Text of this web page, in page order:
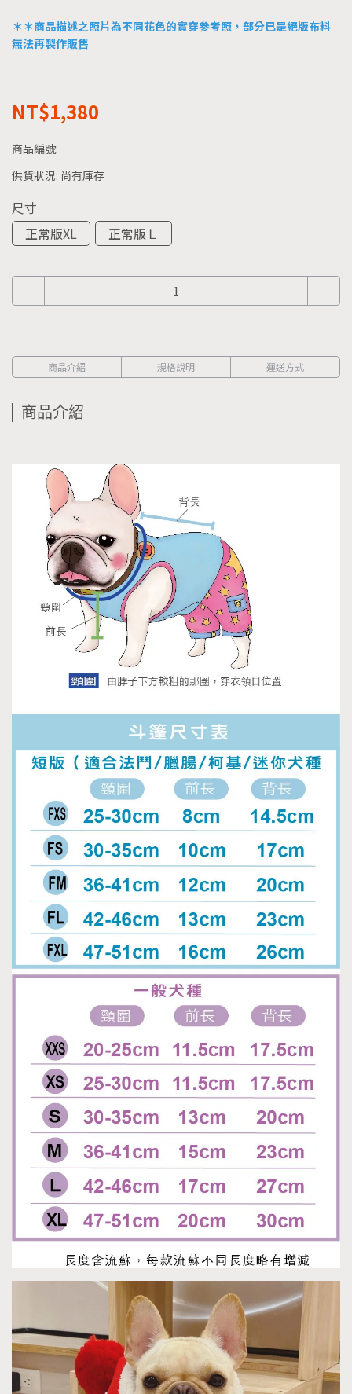
＊＊商品描述之照片為不同花色的實穿參考照，部分已是絕版布料
無法再製作販售
NT$1,380
商品編號:
供貨狀況: 尚有庫存
尺寸
正常版XL
正常版Ｌ
商品介紹 規格說明 運送方式
商品介紹